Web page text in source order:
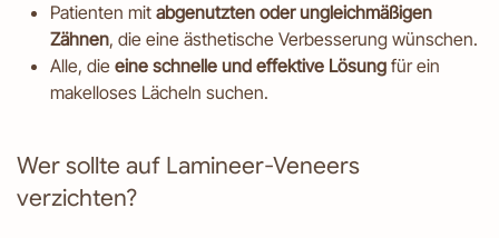
Patienten mit abgenutzten oder ungleichmäßigen
Zähnen, die eine ästhetische Verbesserung wünschen.
Alle, die eine schnelle und effektive Lösung für ein
makelloses Lächeln suchen.
Wer sollte auf Lamineer-Veneers
verzichten?